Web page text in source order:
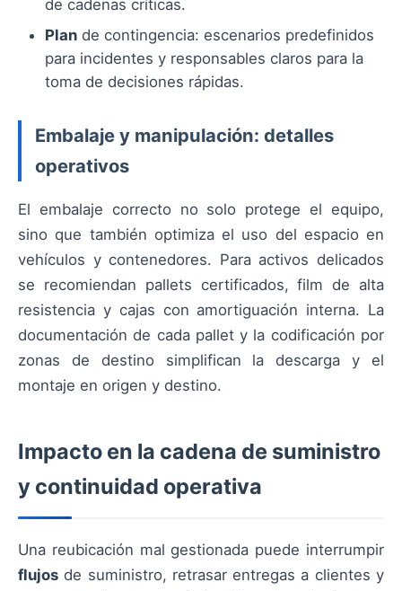
de cadenas críticas.
Plan de contingencia: escenarios predefinidos
para incidentes y responsables claros para la
toma de decisiones rápidas.
Embalaje y manipulación: detalles
operativos
El embalaje correcto no solo protege el equipo,
sino que también optimiza el uso del espacio en
vehículos y contenedores. Para activos delicados
se recomiendan pallets certificados, film de alta
resistencia y cajas con amortiguación interna. La
documentación de cada pallet y la codificación por
zonas de destino simplifican la descarga y el
montaje en origen y destino.
Impacto en la cadena de suministro
y continuidad operativa
Una reubicación mal gestionada puede interrumpir
flujos de suministro, retrasar entregas a clientes y